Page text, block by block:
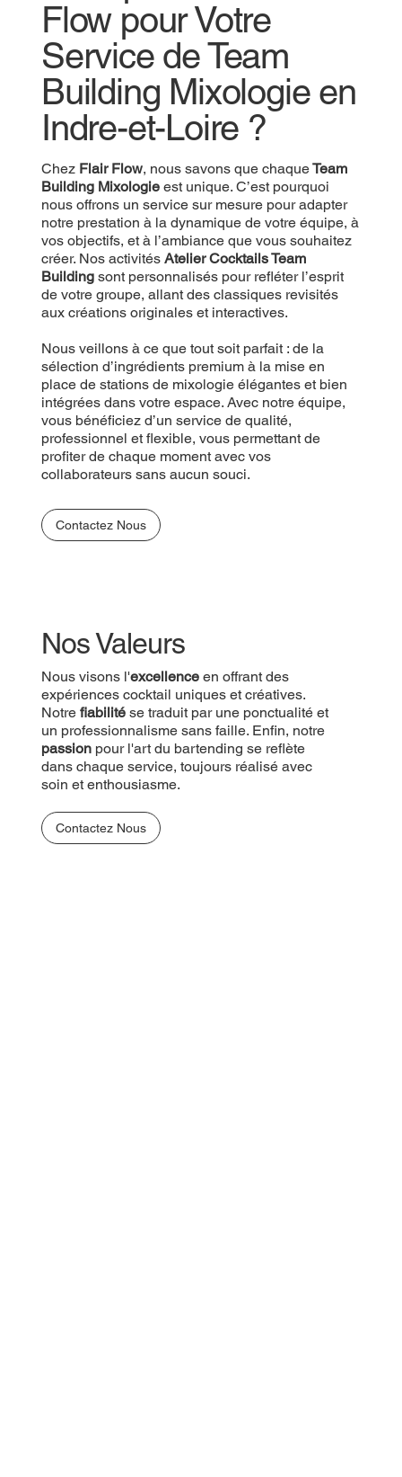
Flow pour Votre
Service de Team
Building Mixologie en
Indre-et-Loire ?
Chez Flair Flow, nous savons que chaqueTeam
Building Mixologieest unique. C’est pourquoi
nous offrons un service sur mesure pour adapter
notre prestation à la dynamique de votre équipe, à
vos objectifs, et à l’ambiance que vous souhaitez
créer. Nos activités Atelier Cocktails Team
Buildingsont personnalisés pour refléter l’esprit
de votre groupe, allant des classiques revisités
aux créations originales et interactives.
Nous veillons à ce que tout soit parfait : de la
sélection d’ingrédients premium à la mise en
place de stations de mixologie élégantes et bien
intégrées dans votre espace. Avec notre équipe,
vous bénéficiez d’un service de qualité,
professionnel et flexible, vous permettant de
profiter de chaque moment avec vos
collaborateurs sans aucun souci.
Contactez Nous
Nos Valeurs
Nous visons l'excellenceen offrant des
expériences cocktail uniques et créatives.
Notre fiabilité se traduit par une ponctualité et
un professionnalisme sans faille. Enfin, notre
passionpour l'art du bartending se reflète
dans chaque service, toujours réalisé avec
soin et enthousiasme.
Contactez Nous